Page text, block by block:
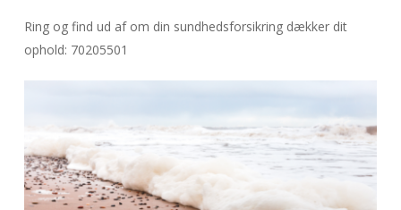
Ring og find ud af om din sundhedsforsikring dækker dit
ophold: 70205501